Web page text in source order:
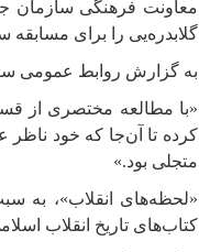
معاونت فرهنگی سازمان
گلابدره‌یی را برای
به گزارش روابط عمومی
«با مطالعه مختصری از
کرده تا آن‌جا که خود ناظر
متجلی بود.»
کتاب‌های تاریخ انقلاب